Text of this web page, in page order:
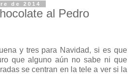
de 2014
al Pedro
y tres para Navidad, si es que
que alguno aún no sabe ni que
se centran en la tele a ver si la